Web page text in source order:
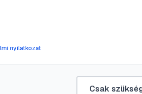
a
nyilatkozat
Csak